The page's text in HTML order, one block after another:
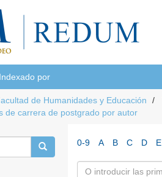
Indexado por
de Humanidades y Educación
de carrera de postgrado por autor
0-9 A B C D E